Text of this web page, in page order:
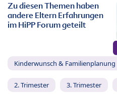
Zu diesen Themen haben
andere Eltern Erfahrungen
im HiPP Forum geteilt
Kinderwunsch & Familienplanung
2. Trimester 3. Trimester